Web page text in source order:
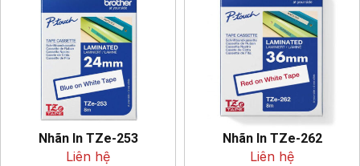
Nhãn In TZe-253
Liên hệ
Nhãn In TZe-262
Liên hệ